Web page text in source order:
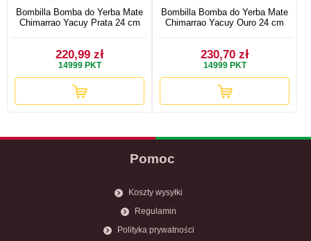
Bombilla Bomba do Yerba Mate
Chimarrao Yacuy Prata 24 cm
220,99 zł
14999PKT
Bombilla Bomba do Yerba Mate
Chimarrao Yacuy Ouro 24 cm
230,70 zł
14999PKT
Pomoc
Koszty wysyłki
Regulamin
Polityka prywatności